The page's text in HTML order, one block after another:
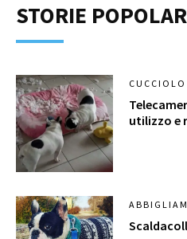
STORIE
CUCCIOLO
utilizzo e